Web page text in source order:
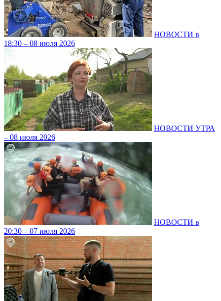
НОВОСТИ в
18:30 – 08 июля 2026
НОВОСТИ УТРА
– 08 июля 2026
НОВОСТИ в
20:30 – 07 июля 2026